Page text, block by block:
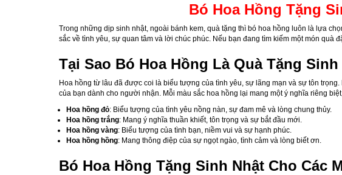
Bó Hoa Hồng Tặng
Trong những dịp sinh nhật, ngoài bánh kem, quà tặng thì bó hoa hồng luôn là lựa
sắc về tình yêu, sự quan tâm và lời chúc phúc. Nếu bạn đang tìm kiếm một món
Tại Sao Bó Hoa Hồng Là Quà Tặng
Hoa hồng từ lâu đã được coi là biểu tượng của tình yêu, sự lãng mạn và sự tôn trọng.
của bạn dành cho người nhận. Mỗi màu sắc hoa hồng lại mang một ý nghĩa riêng
Hoa hồng đỏ: Biểu tượng của tình yêu nồng nàn, sự đam mê và lòng chung thủy.
Hoa hồng trắng: Mang ý nghĩa thuần khiết, tôn trọng và sự bắt đầu mới.
Hoa hồng vàng: Biểu tượng của tình bạn, niềm vui và sự hạnh phúc.
Hoa hồng hồng: Mang thông điệp của sự ngọt ngào, tình cảm và lòng biết ơn.
Bó Hoa Hồng Tặng Sinh Nhật Cho Các